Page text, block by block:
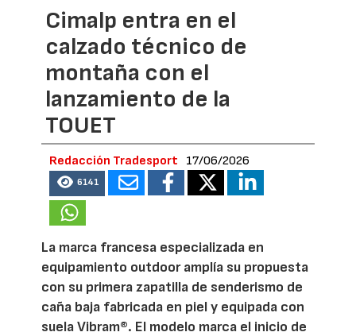
Cimalp entra en el
calzado técnico de
montaña con el
lanzamiento de la
TOUET
Redacción Tradesport 17/06/2026
6141
La marca francesa especializada en
equipamiento outdoor amplía su propuesta
con su primera zapatilla de senderismo de
caña baja fabricada en piel y equipada con
suela Vibram®. El modelo marca el inicio de